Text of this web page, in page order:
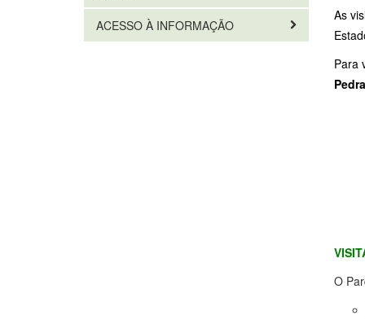
ACESSO À INFORMAÇÃO
As
Para
O